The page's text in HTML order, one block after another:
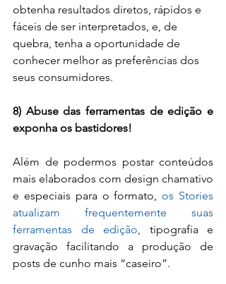
obtenha resultados diretos, rápidos e
fáceis de ser interpretados, e, de
quebra, tenha a oportunidade de
conhecer melhor as preferências dos
seus consumidores.
8) Abuse das ferramentas de edição e
exponha os bastidores!
Além de podermos postar conteúdos
mais elaborados com design chamativo
e especiais para o formato, os Stories
atualizam frequentemente suas
ferramentas de edição , tipografia e
gravação facilitando a produção de
posts de cunho mais “caseiro”.